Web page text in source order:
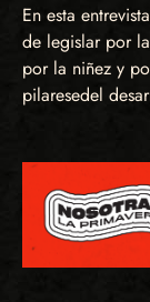
En esta
de legislar por
por la niñez y
pilaresedel